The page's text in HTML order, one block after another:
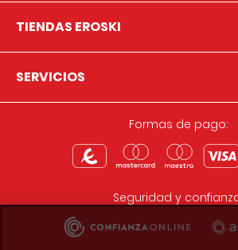
TIENDAS EROSKI
SERVICIOS
Formas de pago:
Seguridad y